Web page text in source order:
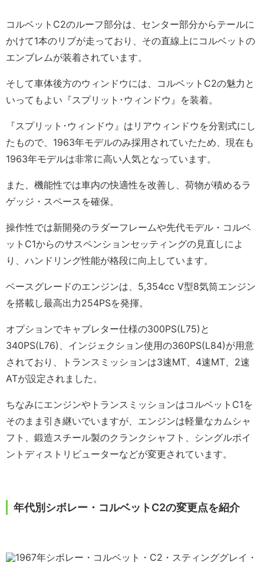
コルベットC2のルーフ部分は、センター部分からテールに
かけて1本のリブが走っており、その直線上にコルベットの
エンブレムが装着されています。
そして車体後方のウィンドウには、コルベットC2の魅力と
いってもよい『スプリット･ウィンドウ』を装着。
『スプリット･ウィンドウ』はリアウィンドウを分割式にし
たもので、1963年モデルのみ採用されていたため、現在も
1963年モデルは非常に高い人気となっています。
また、機能性では車内の快適性を改善し、荷物が積めるラ
ゲッジ・スペースを確保。
操作性では新開発のラダーフレームや先代モデル・コルベ
ットC1からのサスペンションセッティングの見直しによ
り、ハンドリング性能が格段に向上しています。
ベースグレードのエンジンは、5,354cc V型8気筒エンジン
を搭載し最高出力254PSを発揮。
オプションでキャブレター仕様の300PS(L75)と
340PS(L76)、インジェクション使用の360PS(L84)が用意
されており、トランスミッションは3速MT、4速MT、2速
ATが設定されました。
ちなみにエンジンやトランスミッションはコルベットC1を
そのまま引き継いでいますが、エンジンは軽量なカムシャ
フト、鍛造スチール製のクランクシャフト、シングルポイ
ントディストリビューターなどが変更されています。
年代別シボレー・コルベットC2の変更点を紹介